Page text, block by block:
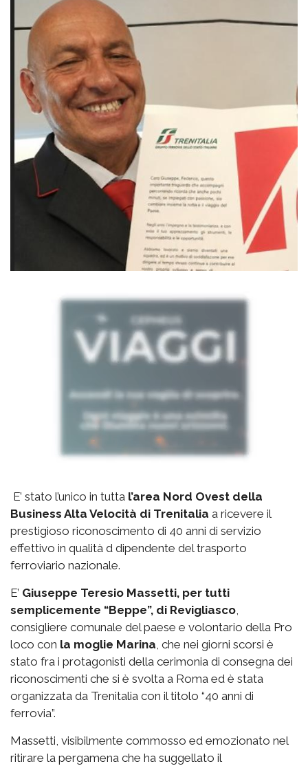
E’ stato l’unico in tutta l’area Nord Ovest della
Business Alta Velocità di Trenitalia a ricevere il
prestigioso riconoscimento di 40 anni di servizio
effettivo in qualità d dipendente del trasporto
ferroviario nazionale.
E’ Giuseppe Teresio Massetti, per tutti
semplicemente “Beppe”, di Revigliasco,
consigliere comunale del paese e volontario della Pro
loco con la moglie Marina, che nei giorni scorsi è
stato fra i protagonisti della cerimonia di consegna dei
riconoscimenti che si è svolta a Roma ed è stata
organizzata da Trenitalia con il titolo “40 anni di
ferrovia”.
Massetti, visibilmente commosso ed emozionato nel
ritirare la pergamena che ha suggellato il